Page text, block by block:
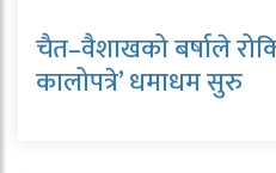
चैत–वैशाखको बर्षाले
कालोपत्रे’ धमाधम सुरु